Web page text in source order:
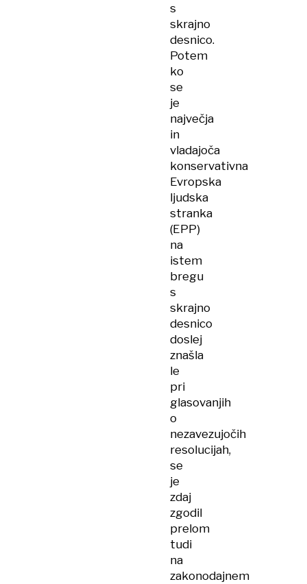
s
skrajno
desnico.
Potem
ko
se
je
največja
in
vladajoča
konservativna
Evropska
ljudska
stranka
(EPP)
na
istem
bregu
s
skrajno
desnico
doslej
znašla
le
pri
glasovanjih
o
nezavezujočih
resolucijah,
se
je
zdaj
zgodil
prelom
tudi
na
zakonodajnem